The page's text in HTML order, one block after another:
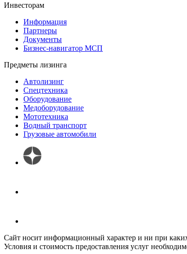
Инвесторам
Информация
Партнеры
Документы
Бизнес-навигатор МСП
Предметы лизинга
Автолизинг
Спецтехника
Оборудование
Медоборудование
Мототехника
Водный транспорт
Грузовые автомобили
Сайт носит информационный характер и ни при
Условия и стоимость предоставления услуг